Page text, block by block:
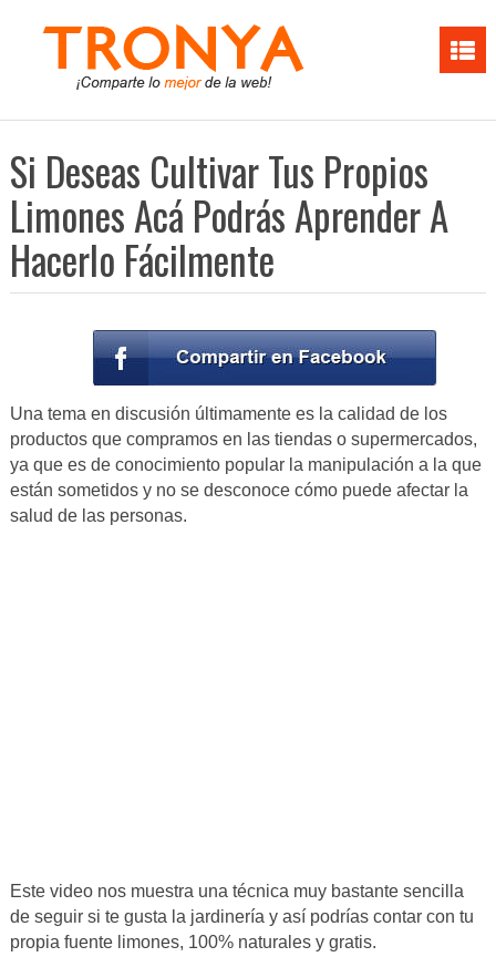
Si Deseas Cultivar Tus Propios
Limones Acá Podrás Aprender A
Hacerlo Fácilmente
Una tema en discusión últimamente es la calidad de los
productos que compramos en las tiendas o supermercados,
ya que es de conocimiento popular la manipulación a la que
están sometidos y no se desconoce cómo puede afectar la
salud de las personas.
Este video nos muestra una técnica muy bastante sencilla
de seguir si te gusta la jardinería y así podrías contar con tu
propia fuente limones, 100% naturales y gratis.